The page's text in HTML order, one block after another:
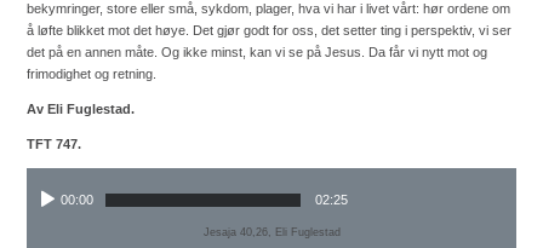
bekymringer, store eller små, sykdom, plager, hva vi har i livet vårt: hør ordene om
å løfte blikket mot det høye. Det gjør godt for oss, det setter ting i perspektiv, vi ser
det på en annen måte. Og ikke minst, kan vi se på Jesus. Da får vi nytt mot og
frimodighet og retning.
Av Eli Fuglestad.
TFT 747.
00:00 02:25
Jesaja 40,26, Eli Fuglestad